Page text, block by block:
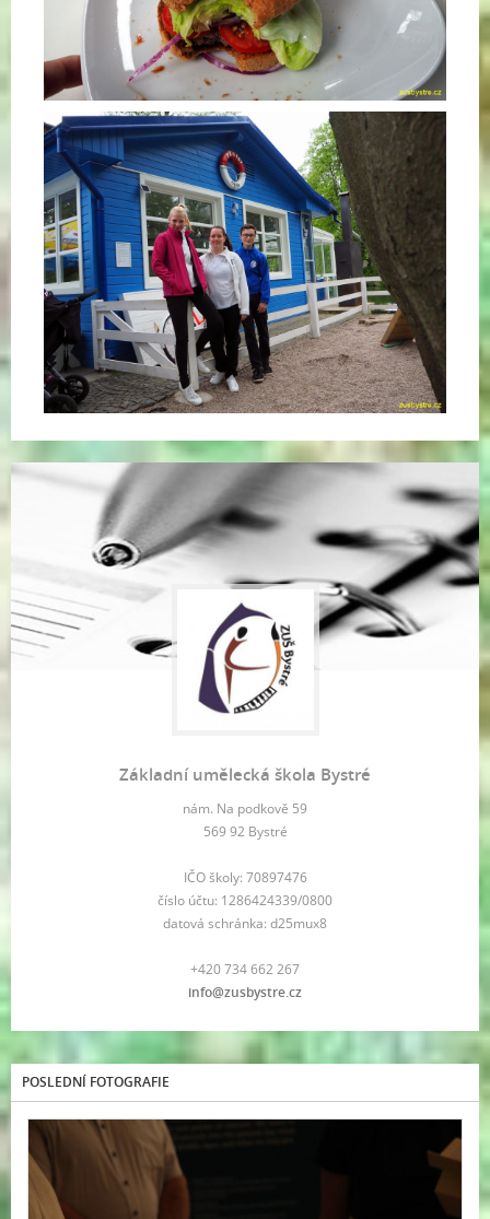
Základní umělecká škola Bystré
nám. Na podkově 59
569 92 Bystré
IČO školy: 70897476
číslo účtu: 1286424339/0800
datová schránka: d25mux8
+420 734 662 267
info@zusbystre.cz
POSLEDNÍ FOTOGRAFIE